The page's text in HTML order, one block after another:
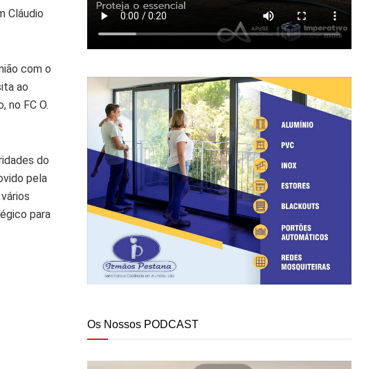
Cláudio
com o
ao
no FC O.
do
pela
para
Os Nossos PODCAST